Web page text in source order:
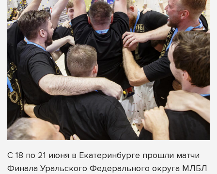
С 18 по 21 июня в Екатеринбурге прошли матчи
Финала Уральского Федерального округа МЛБЛ